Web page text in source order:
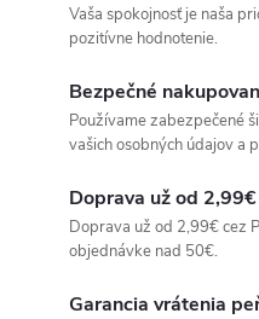
Vaša spokojnosť je naša
pozitívne hodnotenie.
Bezpečné
Používame zabezpečené
vašich osobných údajov a
Doprava už od 2,99€
Doprava už od 2,99€ cez
objednávke nad 50€.
Garancia vrátenia